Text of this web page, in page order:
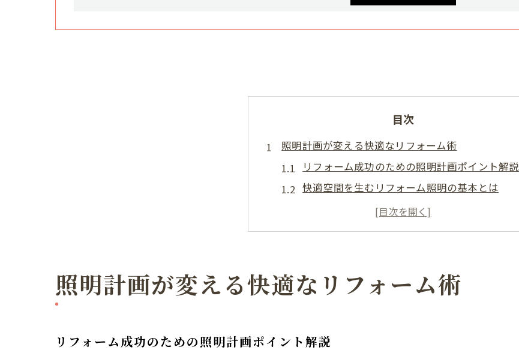
目次
照明計画が変える快適なリフォーム術
リフォーム成功のための照明計画ポイント解説
快適空間を生むリフォーム照明の基本とは
照明計画がリフォームの満足度を左右する理由
生活動線に合わせた照明リフォームの工夫
リフォーム後の幸せ空間を照明で実現
リフォーム照明計画で叶える幸せ空間づくり
家族が集う場所に最適な照明リフォーム術
照明計画が変える快適なリフォーム術
リフォーム成功のための照明計画ポイント解説